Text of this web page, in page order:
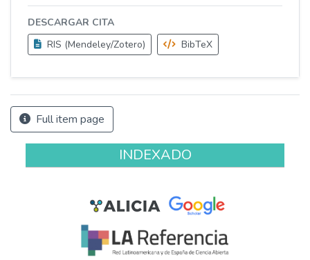
DESCARGAR CITA
RIS (Mendeley/Zotero)
BibTeX
Full item page
INDEXADO